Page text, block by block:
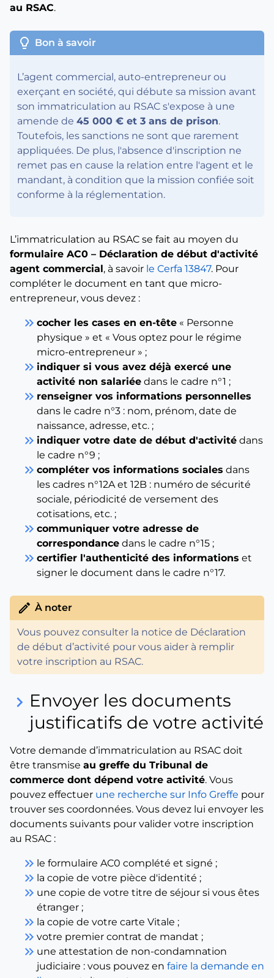
au RSAC.
lightbulb Bon à savoir
L’agent commercial, auto-entrepreneur ou
exerçant en société, qui débute sa mission avant
son immatriculation au RSAC s'expose à une
amende de 45 000 € et 3 ans de prison.
Toutefois, les sanctions ne sont que rarement
appliquées. De plus, l'absence d'inscription ne
remet pas en cause la relation entre l'agent et le
mandant, à condition que la mission confiée soit
conforme à la réglementation.
L’immatriculation au RSAC se fait au moyen du
formulaire AC0 – Déclaration de début d'activité
agent commercial, à savoir le Cerfa 13847. Pour
compléter le document en tant que micro-
entrepreneur, vous devez :
keyboard_double_arrow_right cocher les cases en en-tête « Personne
physique » et « Vous optez pour le régime
micro-entrepreneur » ;
keyboard_double_arrow_right indiquer si vous avez déjà exercé une
activité non salariée dans le cadre n°1 ;
keyboard_double_arrow_right renseigner vos informations personnelles
dans le cadre n°3 : nom, prénom, date de
naissance, adresse, etc. ;
keyboard_double_arrow_right indiquer votre date de début d'activité dans
le cadre n°9 ;
keyboard_double_arrow_right compléter vos informations sociales dans
les cadres n°12A et 12B : numéro de sécurité
sociale, périodicité de versement des
cotisations, etc. ;
keyboard_double_arrow_right communiquer votre adresse de
correspondance dans le cadre n°15 ;
keyboard_double_arrow_right certifier l'authenticité des informations et
signer le document dans le cadre n°17.
edit À noter
Vous pouvez consulter la notice de Déclaration
de début d’activité pour vous aider à remplir
votre inscription au RSAC.
keyboard_arrow_right Envoyer les documents
justificatifs de votre activité
Votre demande d’immatriculation au RSAC doit
être transmise au greffe du Tribunal de
commerce dont dépend votre activité. Vous
pouvez effectuer une recherche sur Info Greffe pour
trouver ses coordonnées. Vous devez lui envoyer les
documents suivants pour valider votre inscription
au RSAC :
keyboard_double_arrow_right le formulaire AC0 complété et signé ;
keyboard_double_arrow_right la copie de votre pièce d'identité ;
keyboard_double_arrow_right une copie de votre titre de séjour si vous êtes
étranger ;
keyboard_double_arrow_right la copie de votre carte Vitale ;
keyboard_double_arrow_right votre premier contrat de mandat ;
keyboard_double_arrow_right une attestation de non-condamnation
judiciaire : vous pouvez en faire la demande en